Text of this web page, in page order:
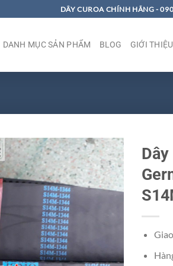
DÂY CUROA CHÍNH HÃNG -
DANH MỤC SẢN PHẨM BLOG GIỚI THIỆU